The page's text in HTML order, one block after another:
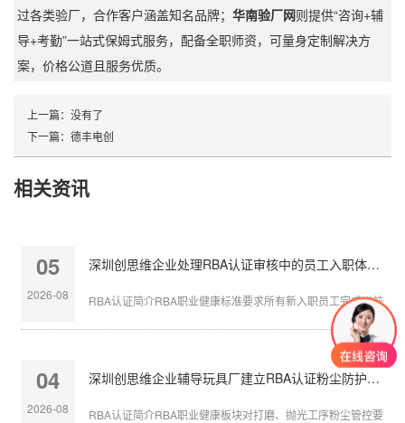
过各类验厂，合作客户涵盖知名品牌；华南验厂网则提供“咨询+辅
导+考勤”一站式保姆式服务，配备全职师资，可量身定制解决方
案，价格公道且服务优质。
上一篇： 没有了
下一篇： 德丰电创
相关资讯
05
2026-08
深圳创思维企业处理RBA认证审核中的员工入职体检缺失
RBA认证简介RBA职业健康标准要求所有新入职员工完成岗前体
04
2026-08
深圳创思维企业辅导玩具厂建立RBA认证粉尘防护体系
RBA认证简介RBA职业健康板块对打磨、抛光工序粉尘管控要求